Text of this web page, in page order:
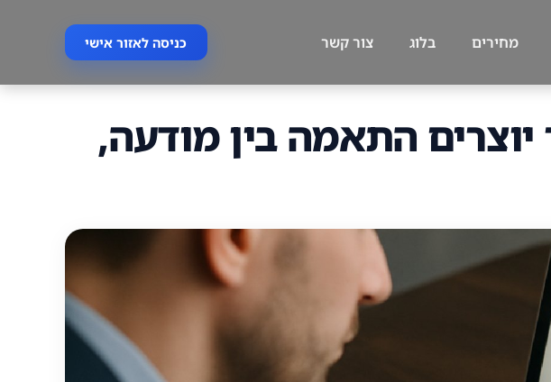
מחירים בלוג צור קשר כניסה לאזור אישי
יוצרים התאמה בין מודעה,